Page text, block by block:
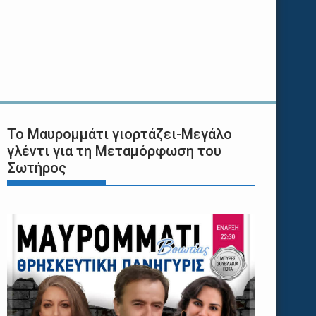
Το Μαυρομμάτι γιορτάζει-Μεγάλο
γλέντι για τη Μεταμόρφωση του
Σωτήρος